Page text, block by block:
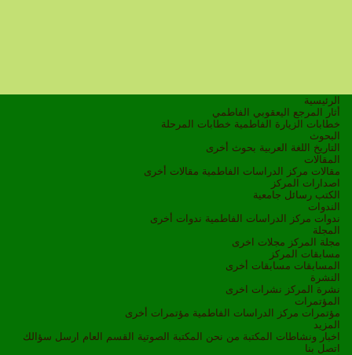
الرئيسية
أثار المرجع اليعقوبي الفاطمي
خطابات الزيارة الفاطمية خطابات المرحلة
البحوث
التاريخ
اللغة العربية بحوث أخرى
المقالات
مقالات مركز الدراسات الفاطمية مقالات أخرى
اصدارات المركز
الكتب رسائل جامعية
الندوات
ندوات مركز الدراسات الفاطمية ندوات أخرى
المجلة
مجلة المركز مجلات اخرى
مسابقات المركز
المسابقات مسابقات أخرى
النشرة
نشرة المركز نشرات اخرى
المؤتمرات
مؤتمرات مركز الدراسات الفاطمية مؤتمرات أخرى
المزيد
اخبار ونشاطات
المكتبة من نحن المكتبة الصوتية القسم العام ارسل سؤالك
اتصل بنا